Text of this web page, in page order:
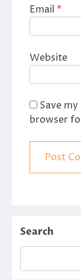
Email *
Website
Save
browser
Search